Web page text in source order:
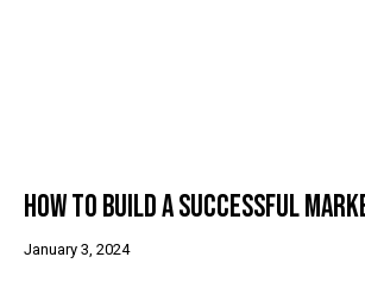
HOW TO BUILD A SUCCESSFUL
January 3, 2024